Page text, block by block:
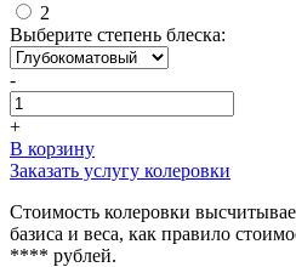
2
Выберите степень блеска:
-
+
В корзину
Заказать услугу колеровки
Стоимость колеровки
базиса и веса, как правило
**** рублей.